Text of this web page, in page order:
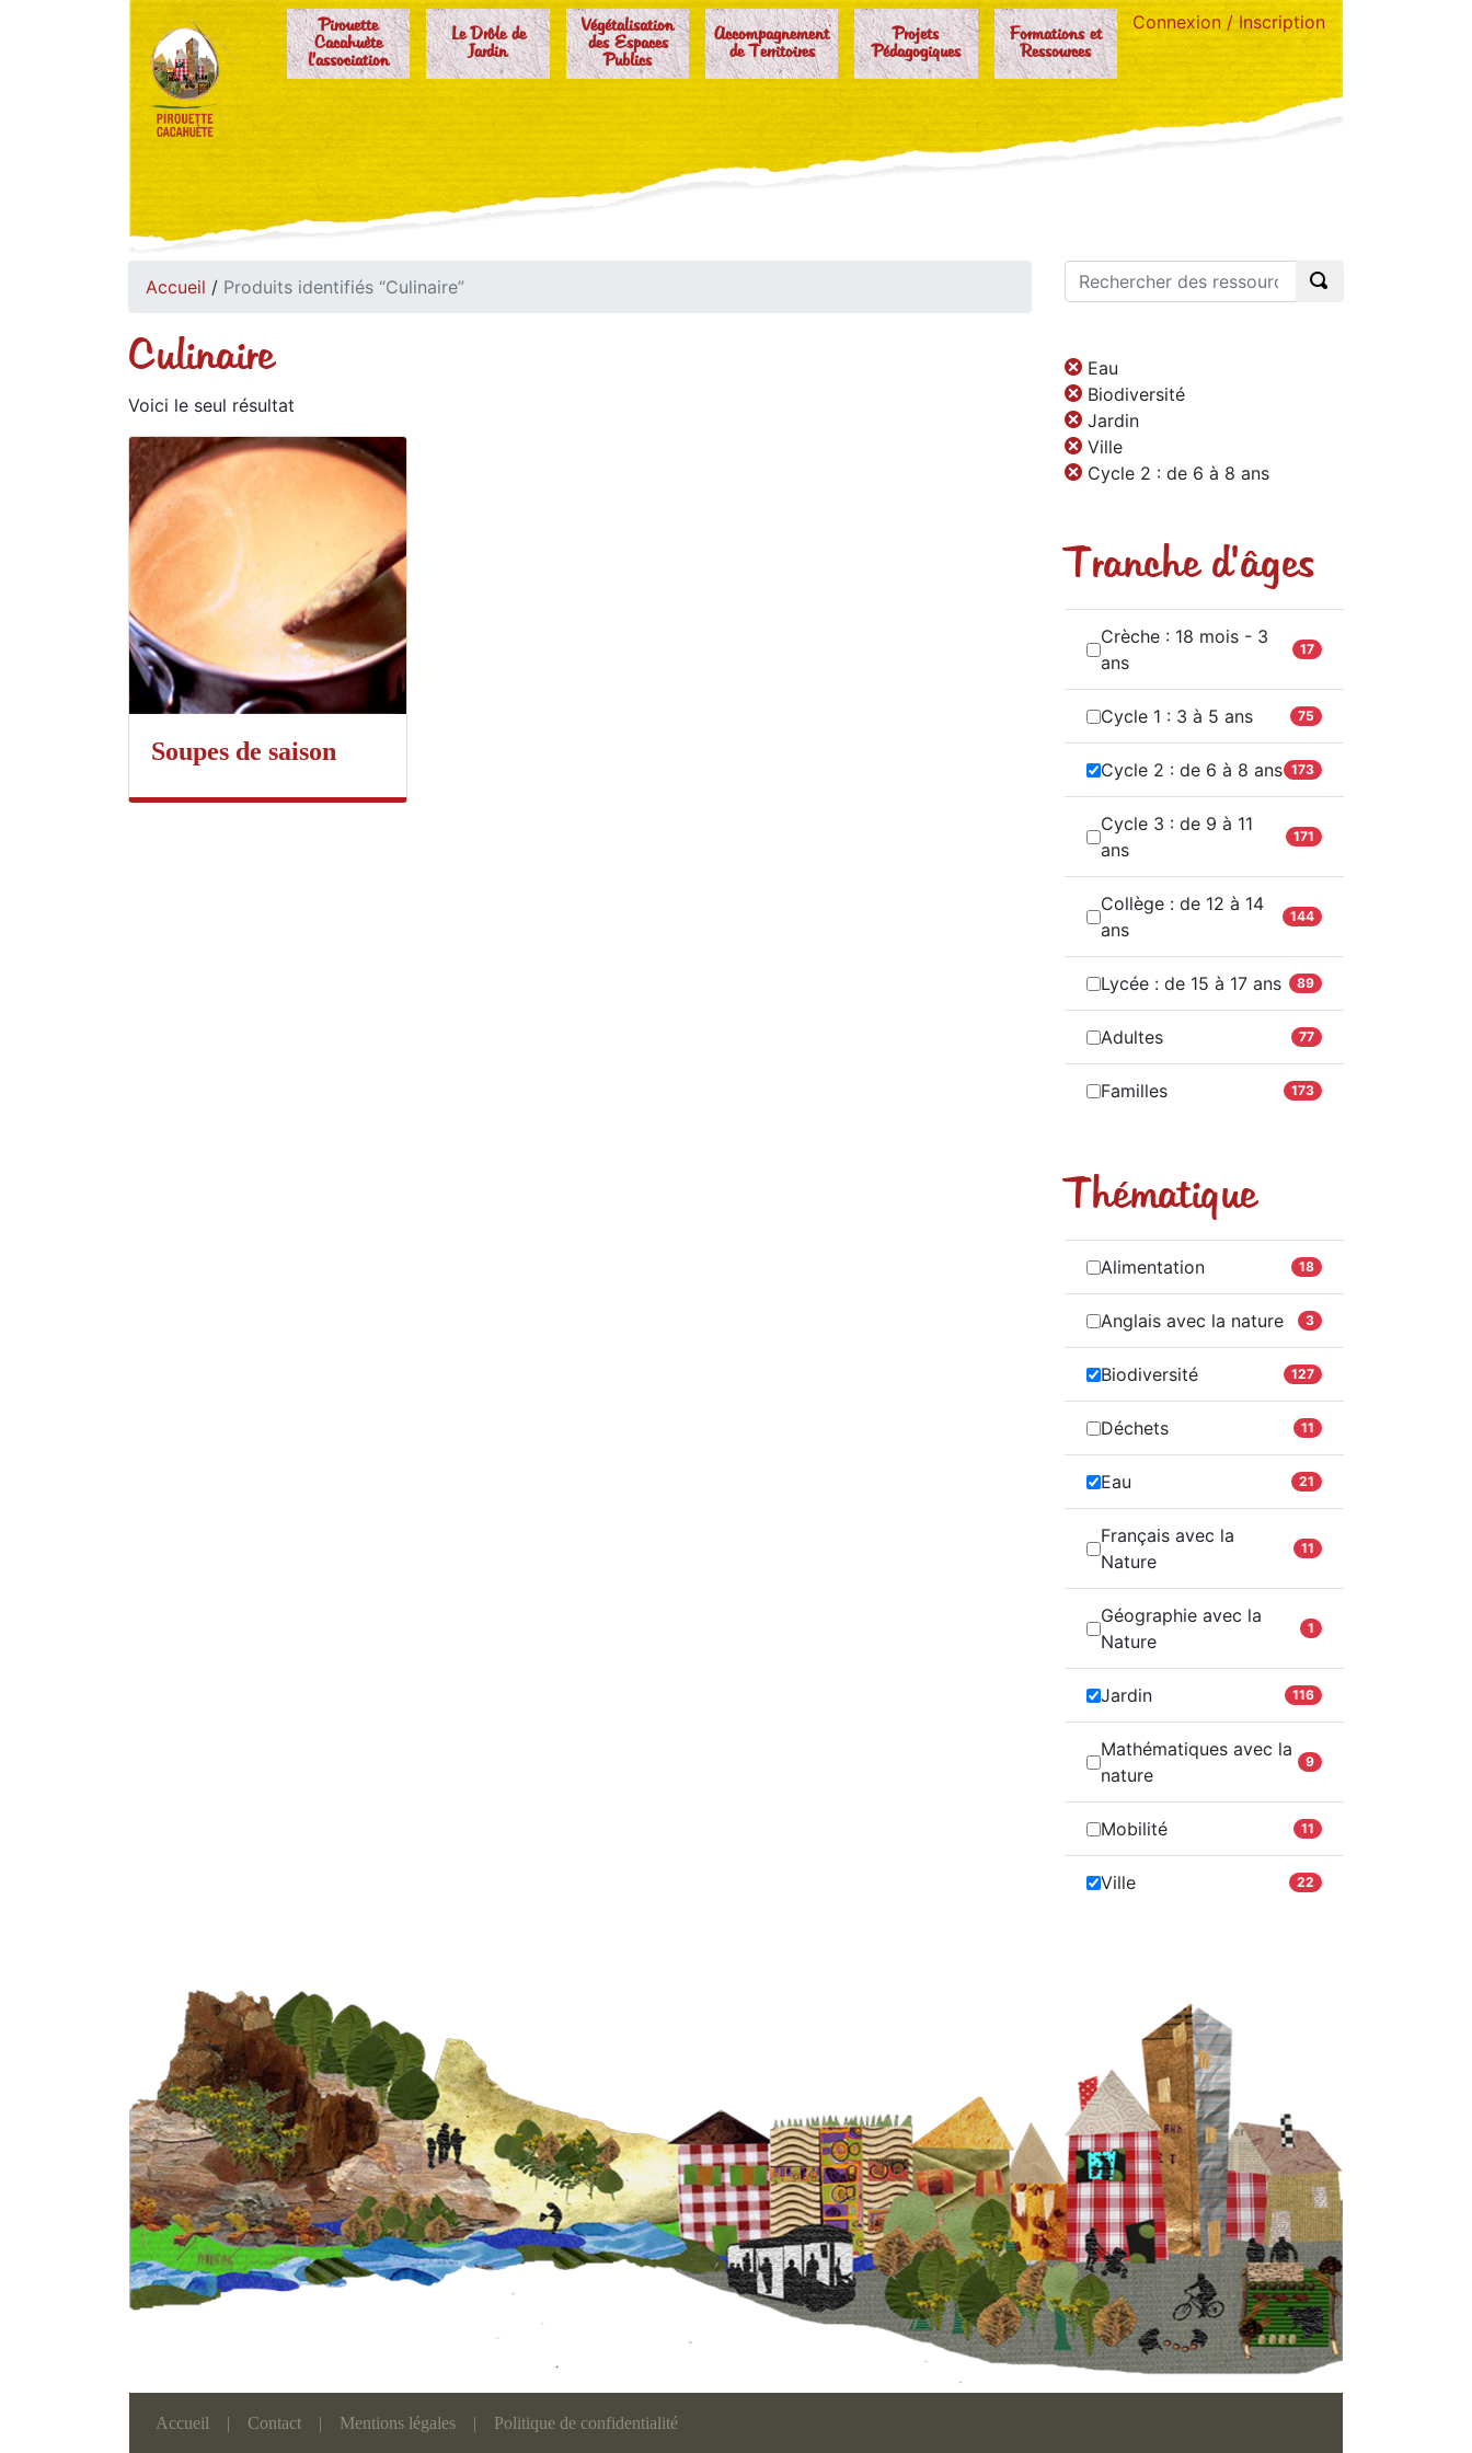
Pirouette
Cacahuète
l'association
Le Drôle de
Jardin
Végétalisation
des Espaces
Publics
Accompagnement
de Territoires
Projets
Pédagogiques
Formations et
Ressources
Connexion / Inscription
Accueil / Produits identifiés “Culinaire”
Culinaire
Voici le seul résultat
Soupes de saison
Eau
Biodiversité
Jardin
Ville
Cycle 2 : de 6 à 8 ans
Tranche d'âges
Crèche : 18 mois - 3
ans
17
Cycle 1 : 3 à 5 ans 75
Cycle 2 : de 6 à 8 ans 173
Cycle 3 : de 9 à 11
ans
171
Collège : de 12 à 14
ans
144
Lycée : de 15 à 17 ans 89
Adultes 77
Familles 173
Thématique
Alimentation 18
Anglais avec la nature 3
Biodiversité 127
Déchets 11
Eau 21
Français avec la
Nature
11
Géographie avec la
Nature
1
Jardin 116
Mathématiques avec la
nature
9
Mobilité 11
Ville 22
Accueil | Contact | Mentions légales | Politique de confidentialité